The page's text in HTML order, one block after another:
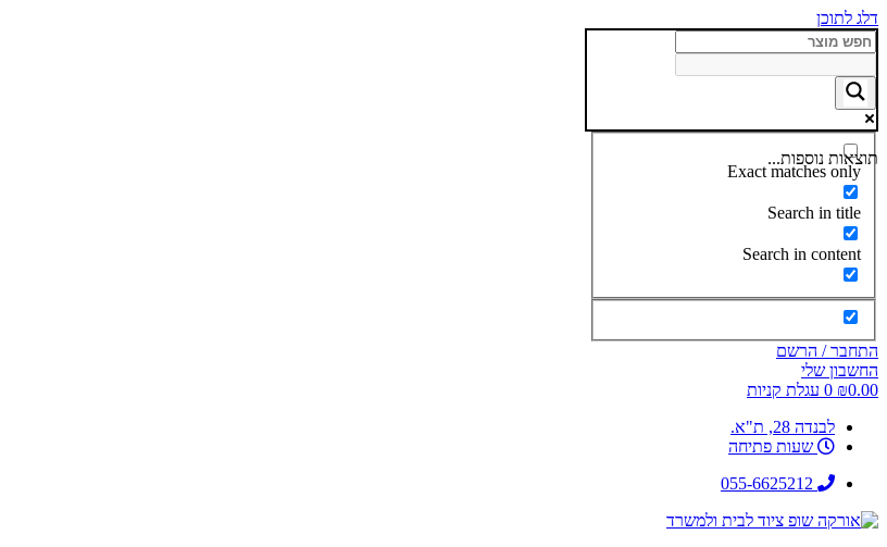
דלג לתוכן
תוצאות נוספות...
Exact matches only
Search in title
Search in content
התחבר / הרשם
החשבון שלי
₪0.00
0 עגלת קניות
לבנדה 28, ת"א.
שעות פתיחה
055-6625212